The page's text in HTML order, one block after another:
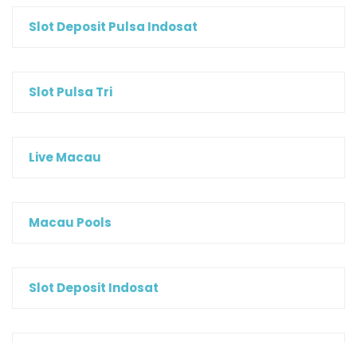
Slot Deposit Pulsa Indosat
Slot Pulsa Tri
Live Macau
Macau Pools
Slot Deposit Indosat